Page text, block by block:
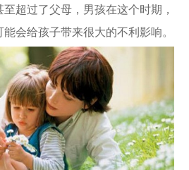
超过了父母，男孩在这个时期，
会给孩子带来很大的不利影响。